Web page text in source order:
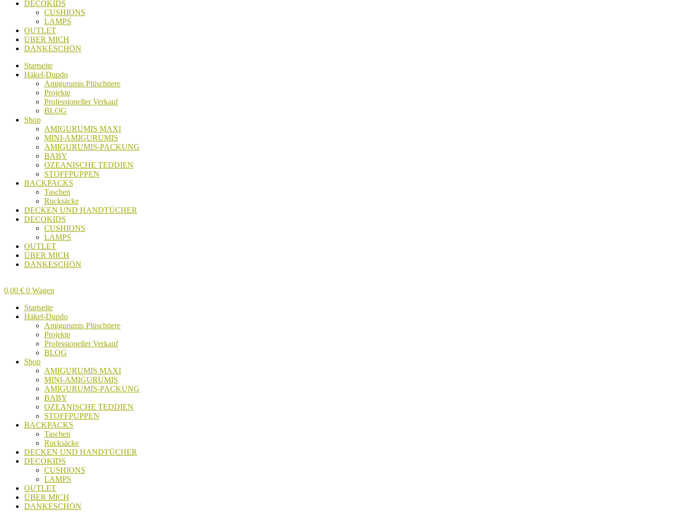
DECOKIDS
CUSHIONS
LAMPS
OUTLET
ÜBER MICH
DANKESCHÖN
Startseite
Häkel-Dupdo
Amigurumis Plüschtiere
Projekte
Professioneller Verkauf
BLOG
Shop
AMIGURUMIS MAXI
MINI-AMIGURUMIS
AMIGURUMIS-PACKUNG
BABY
OZEANISCHE TEDDIEN
STOFFPUPPEN
BACKPACKS
Taschen
Rucksäcke
DECKEN UND HANDTÜCHER
DECOKIDS
CUSHIONS
LAMPS
OUTLET
ÜBER MICH
DANKESCHÖN
0,00 € 0 Wagen
Startseite
Häkel-Dupdo
Amigurumis Plüschtiere
Projekte
Professioneller Verkauf
BLOG
Shop
AMIGURUMIS MAXI
MINI-AMIGURUMIS
AMIGURUMIS-PACKUNG
BABY
OZEANISCHE TEDDIEN
STOFFPUPPEN
BACKPACKS
Taschen
Rucksäcke
DECKEN UND HANDTÜCHER
DECOKIDS
CUSHIONS
LAMPS
OUTLET
ÜBER MICH
DANKESCHÖN